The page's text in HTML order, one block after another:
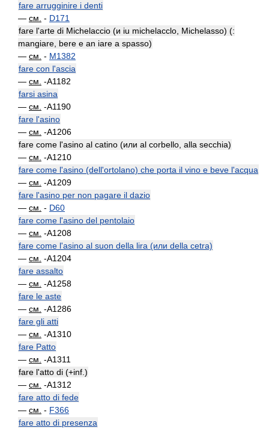
fare arrugginire i denti
— см. - D171
fare l'arte di Michelaccio (и iu michelacclo, Michelasso) (:
mangiare, bere e an iare a spasso)
— см. - M1382
fare con l'ascia
— см. -A1182
farsi asina
— см. -A1190
fare l'asino
— см. -A1206
fare come l'asino al catino (или al corbello, alla secchia)
— см. -A1210
fare come l'asino (dell'ortolano) che porta il vino e beve l'acqua
— см. -A1209
fare l'asino per non pagare il dazio
— см. - D60
fare come l'asino del pentolaio
— см. -A1208
fare come l'asino al suon della lira (или della cetra)
— см. -A1204
fare assalto
— см. -A1258
fare le aste
— см. -A1286
fare gli atti
— см. -A1310
fare Patto
— см. -A1311
fare l'atto di (+inf.)
— см. -A1312
fare atto di fede
— см. - F366
fare atto di presenza